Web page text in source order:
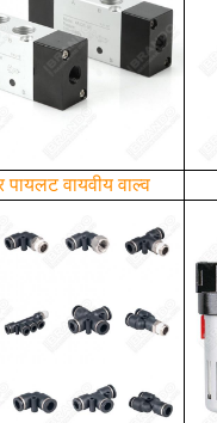
पायलट वायवीय वाल्व